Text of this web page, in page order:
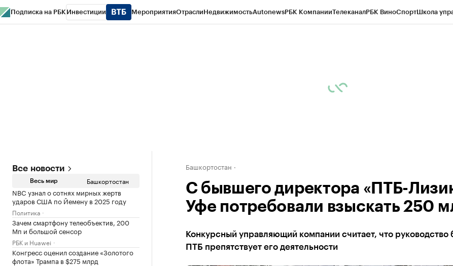
Подписка на РБК Инвестиции МероприятияОтраслиНедвижимостьAutonewsРБК КомпанииТелеканалРБК ВиноСпортШкола
Все новости
Весь мир Башкортостан
NBC узнал о сотнях мирных жертв
ударов США по Йемену в 2025 году
Политика
Зачем смартфону телеобъектив, 200
Мп и большой сенсор
РБК и Huawei
Конгресс оценил создание «Золотого
флота» Трампа в $275 млрд
Башкортостан
С бывшего директора «ПТБ-
Уфе потребовали взыскать 250
Конкурсный управляющий компании считает, что руководство
ПТБ препятствует его деятельности